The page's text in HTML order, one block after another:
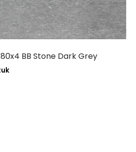
BB Stone Dark Grey